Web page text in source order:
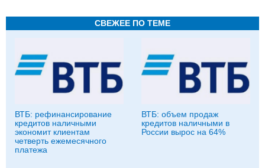
СВЕЖЕЕ ПО ТЕМЕ
ВТБ: рефинансирование
кредитов наличными
экономит клиентам
четверть ежемесячного
платежа
ВТБ: объем продаж
кредитов наличными в
России вырос на 64%